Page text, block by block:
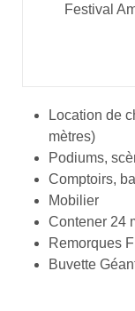
Festival
Location de
mètres)
Podiums,
Comptoirs,
Mobilier
Contener 24
Remorques
Buvette